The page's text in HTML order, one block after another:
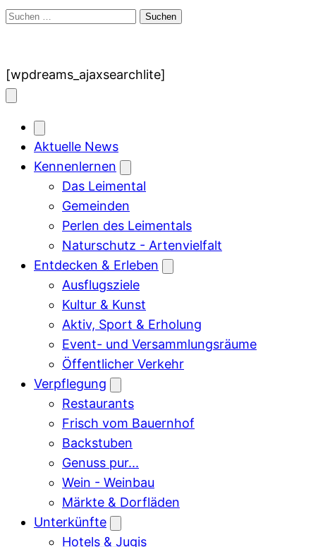
Suchen
[wpdreams_ajaxsearchlite]
Aktuelle News
Kennenlernen
Das Leimental
Gemeinden
Perlen des Leimentals
Naturschutz - Artenvielfalt
Entdecken & Erleben
Ausflugsziele
Kultur & Kunst
Aktiv, Sport & Erholung
Event- und Versammlungsräume
Öffentlicher Verkehr
Verpflegung
Restaurants
Frisch vom Bauernhof
Backstuben
Genuss pur...
Wein - Weinbau
Märkte & Dorfläden
Unterkünfte
Hotels & Jugis